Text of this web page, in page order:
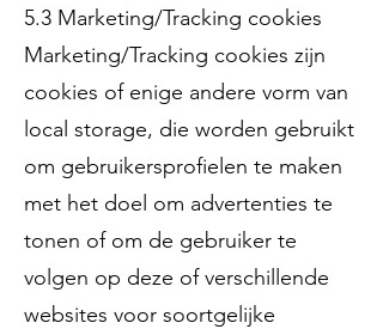
5.3 Marketing/Tracking cookies
Marketing/Tracking cookies zijn
cookies of enige andere vorm van
local storage, die worden gebruikt
om gebruikersprofielen te maken
met het doel om advertenties te
tonen of om de gebruiker te
volgen op deze of verschillende
websites voor soortgelijke